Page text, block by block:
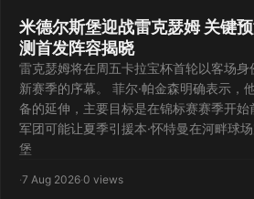
米德尔斯堡迎战雷克瑟姆 关键
测首发阵容揭晓
雷克瑟姆将在周五卡拉宝杯首轮以客场
新赛季的序幕。 菲尔·帕金森明确表示，
备的延伸，主要目标是在锦标赛赛季开
军团可能让夏季引援本·怀特曼在河畔球
堡
·7 Aug 2026·0 views